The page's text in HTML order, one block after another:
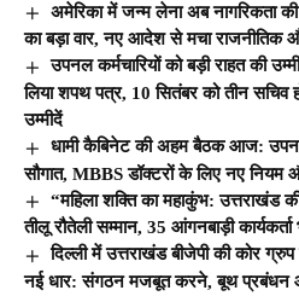
अमेरिका में जन्म लेना अब नागरिकता की
का बड़ा वार, नए आदेश से मचा राजनीतिक
उपनल कर्मचारियों को बड़ी राहत की
लिया शपथ पत्र, 10 सितंबर को तीन सचिव
उम्मीदें
धामी कैबिनेट की अहम बैठक आज: उपनल
सौगात, MBBS डॉक्टरों के लिए नए नियम
“महिला शक्ति का महाकुंभ: उत्तराखंड
तीलू रौतेली सम्मान, 35 आंगनबाड़ी कार्यकर्ता
दिल्ली में उत्तराखंड बीजेपी की कोर ग्रुप
नई धार: संगठन मजबूत करने, बूथ